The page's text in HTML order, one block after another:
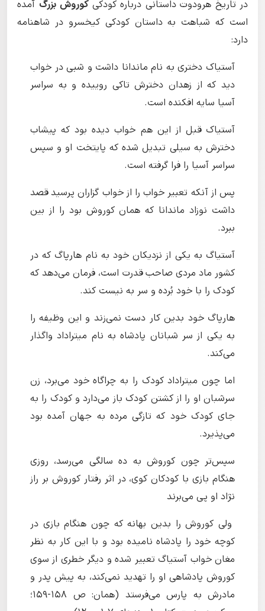
در تاریخ هرودوت داستانی درباره کودکیکوروش بزرگ آمده
است که شباهت به داستان کودکی کیخسرو در شاهنامه
دارد:
آستیاک دختری به نام ماندانا داشت و شبی در خواب
دید که از زهدان دخترش تاکی روییده و به سراسر
آسیا سایه افکنده است.
آستیاک قبل از این هم خواب دیده بود که پیشاب
دخترش به سیلی تبدیل شده که پایتخت او و سپس
سراسر آسیا را فرا گرفته است.
پس از آنکه تعبیر خواب را از خواب گزاران پرسید قصد
داشت نوزاد ماندانا که همان کوروش بود را از بین
ببرد.
آستیاگ به یکی از نزدیکان خود به نام هارپاگ که در
کشور ماد مردی صاحب قدرت است، فرمان می‌دهد که
کودک را با خود بُرده و سر به نیست کند.
هارپاگ خود بدین کار دست نمی‌زند و این وظیفه را
به یکی از سر شبانان پادشاه به نام میتراداد واگذار
می‌کند.
اما چون میتراداد کودک را به چراگاه خود می‌برد، زن
سرشبان او را از کشتن کودک باز می‌دارد و کودک را به
جای کودک خود که تازگی مرده به جهان آمده بود
می‌پذیرد.
سپس‌تر چون کوروش به ده سالگی می‌رسد، روزی
هنگام بازی با کودکان کوی، در اثر رفتار کوروش بر راز
نژاد او پی می‌برند
ولی کوروش را بدین بهانه که چون هنگام بازی در
کوچه خود را پادشاه نامیده بود و با این کار به نظر
مغان خواب آستیاگ تعبیر شده و دیگر خطری از سوی
کوروش پادشاهی او را تهدید نمی‌کند، به پیش پدر و
مادرش به پارس می‌فرستد (همان: ص ۱۵۸-۱۵۹؛